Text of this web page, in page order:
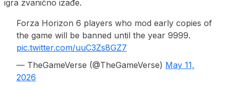
igra zvanično izađe.
Forza Horizon 6 players who mod early copies of
the game will be banned until the year 9999.
pic.twitter.com/uuC3Zs8GZ7
— TheGameVerse (@TheGameVerse) May 11,
2026